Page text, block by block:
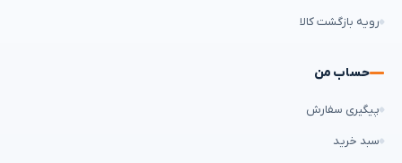
رویه بازگشت کالا
حساب من
پیگیری سفارش
سبد خرید